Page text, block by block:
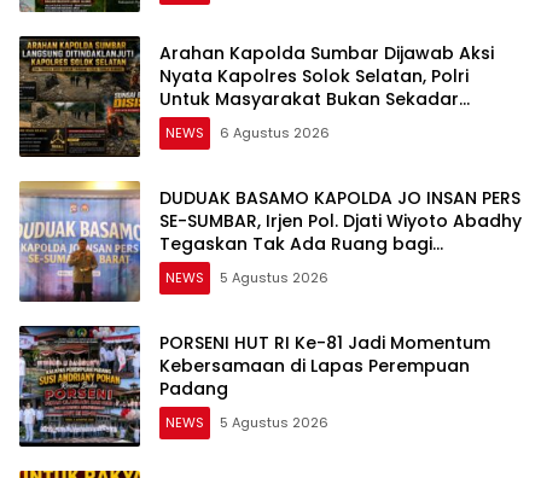
Arahan Kapolda Sumbar Dijawab Aksi
Nyata Kapolres Solok Selatan, Polri
Untuk Masyarakat Bukan Sekadar
Slogan
NEWS 6 Agustus 2026
DUDUAK BASAMO KAPOLDA JO INSAN PERS
SE-SUMBAR, Irjen Pol. Djati Wiyoto Abadhy
Tegaskan Tak Ada Ruang bagi
Pelanggar Hukum di Internal Polri
NEWS 5 Agustus 2026
PORSENI HUT RI Ke-81 Jadi Momentum
Kebersamaan di Lapas Perempuan
Padang
NEWS 5 Agustus 2026